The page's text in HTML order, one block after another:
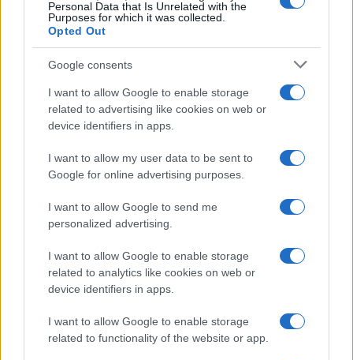
Personal Data that Is Unrelated with the
Purposes for which it was collected.
Opted Out
Google consents
I want to allow Google to enable storage
related to advertising like cookies on web or
device identifiers in apps.
I want to allow my user data to be sent to
Google for online advertising purposes.
I want to allow Google to send me
personalized advertising.
I want to allow Google to enable storage
related to analytics like cookies on web or
device identifiers in apps.
I want to allow Google to enable storage
related to functionality of the website or app.
Martina Agostina Diturco
I nostri cari
I nostri cari
I nostri cari
Giovannimaria Cabras